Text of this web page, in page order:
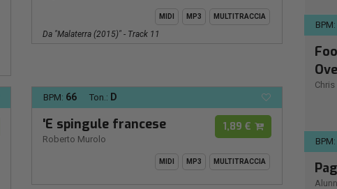
MIDI MP3 MULTITRACCIA
Da "Malaterra (2015)" - Track 11
BPM: 66 Ton.: D
'E spingule francese
Roberto Murolo
1,89 €
MIDI MP3 MULTITRACCIA
BPM:
Chris
BPM: